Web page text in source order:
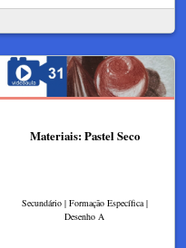
Materiais: Pastel Seco
Secundário | Formação Específica |
Desenho A